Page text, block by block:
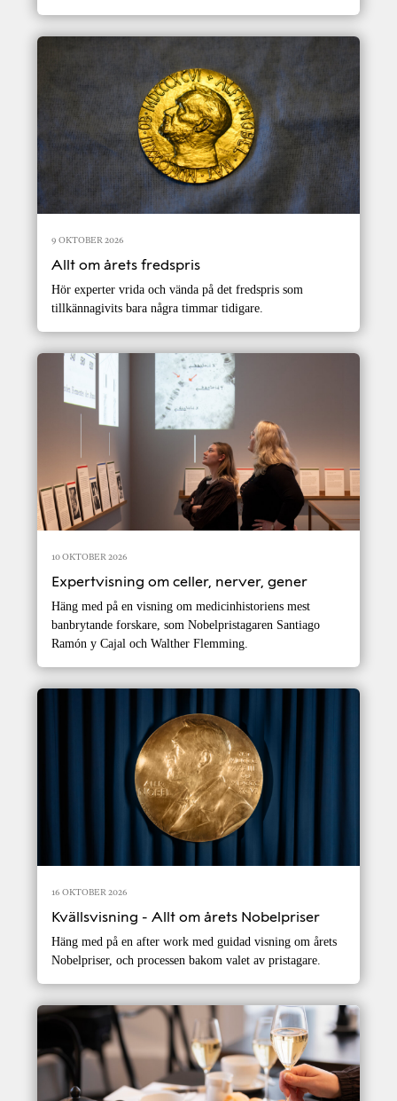
9 OKTOBER 2026
Allt om årets fredspris
Hör experter vrida och vända på det fredspris som
tillkännagivits bara några timmar tidigare.
10 OKTOBER 2026
Expertvisning om celler, nerver, gener
Häng med på en visning om medicinhistoriens mest
banbrytande forskare, som Nobelpristagaren Santiago
Ramón y Cajal och Walther Flemming.
16 OKTOBER 2026
Kvällsvisning - Allt om årets Nobelpriser
Häng med på en after work med guidad visning om årets
Nobelpriser, och processen bakom valet av pristagare.